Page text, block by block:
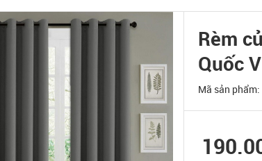
Rèm
Quốc
Mã sản phẩm: